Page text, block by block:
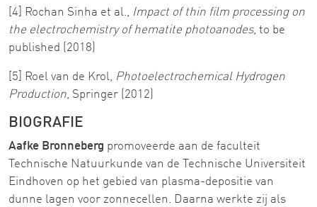
[4] Rochan Sinha et al., Impact of thin film processing on
the electrochemistry of hematite photoanodes, to be
published (2018)
[5] Roel van de Krol, Photoelectrochemical Hydrogen
Production, Springer (2012)
BIOGRAFIE
Aafke Bronneberg promoveerde aan de faculteit
Technische Natuurkunde van de Technische Universiteit
Eindhoven op het gebied van plasma-depositie van
dunne lagen voor zonnecellen. Daarna werkte zij als